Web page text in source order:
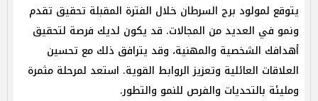
يتوقع لمولود برج السرطان خلال الفترة المقبلة تحقيق تقدم
ونمو في العديد من المجالات. قد يكون لديك فرصة لتحقيق
أهدافك الشخصية والمهنية، وقد يترافق ذلك مع تحسين
العلاقات العائلية وتعزيز الروابط القوية. استعد لمرحلة مثمرة
ومليئة بالتحديات والفرص للنمو والتطور.